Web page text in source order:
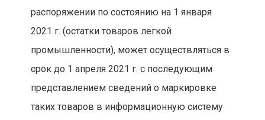
распоряжении по состоянию на 1 января
2021 г. (остатки товаров легкой
промышленности), может осуществляться в
срок до 1 апреля 2021 г. с последующим
представлением сведений о маркировке
таких товаров в информационную систему